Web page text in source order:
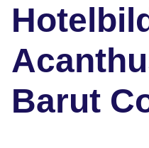
Barut